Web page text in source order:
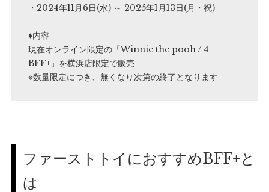
・2024年11月6日(水) ～ 2025年1月13日(月・祝)
♦︎内容
現在オンライン限定の「Winnie the pooh / 4
BFF+」を横浜店限定で販売
※数量限定につき、無くなり次第の終了となります
ファーストトイにおすすめBFF+と
は